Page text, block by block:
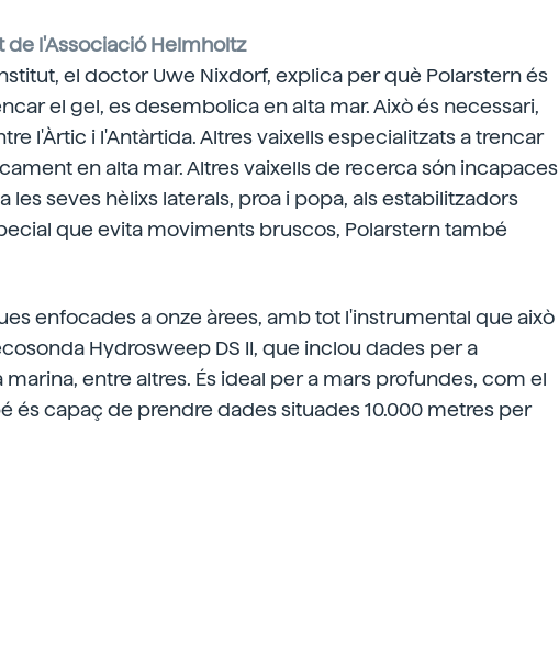
l'Associació Helmholtz
el doctor Uwe Nixdorf, explica per què Polarstern és
el gel, es desembolica en alta mar. Això és necessari,
l'Àrtic i l'Antàrtida. Altres vaixells especialitzats a trencar
en alta mar. Altres vaixells de recerca són incapaces
les seves hèlixs laterals, proa i popa, als estabilitzadors
que evita moviments bruscos, Polarstern també
enfocades a onze àrees, amb tot l'instrumental que això
Hydrosweep DS II, que inclou dades per a
entre altres. És ideal per a mars profundes, com el
és capaç de prendre dades situades 10.000 metres per